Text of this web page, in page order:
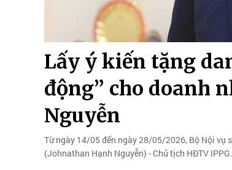
Lấy ý kiến tặng
động” cho doanh
Nguyễn
Từ ngày 14/05 đến ngày 28/05/2026, Bộ Nội vụ
(Johnathan Hạnh Nguyễn) - Chủ tịch HĐTV IPPG.